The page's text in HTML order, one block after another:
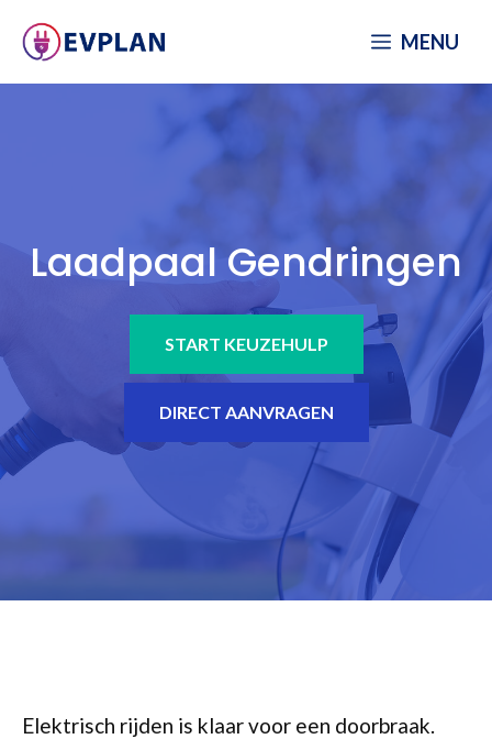
naar
MENU
Laadpaal Gendringen
START KEUZEHULP
DIRECT AANVRAGEN
Elektrisch rijden is klaar voor een doorbraak.